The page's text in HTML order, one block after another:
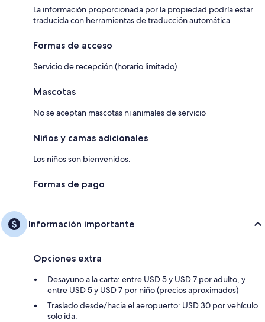
La información proporcionada por la propiedad podría estar
traducida con herramientas de traducción automática.
Formas de acceso
Servicio de recepción (horario limitado)
Mascotas
No se aceptan mascotas ni animales de servicio
Niños y camas adicionales
Los niños son bienvenidos.
Formas de pago
Información importante
Opciones extra
Desayuno a la carta: entre USD 5 y USD 7 por adulto, y
entre USD 5 y USD 7 por niño (precios aproximados)
Traslado desde/hacia el aeropuerto: USD 30 por vehículo
solo ida.